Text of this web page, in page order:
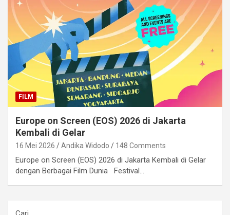
FILM
Europe on Screen (EOS) 2026 di Jakarta
Kembali di Gelar
16 Mei 2026 Andika Widodo 148 Comments
Europe on Screen (EOS) 2026 di Jakarta Kembali di Gelar
dengan Berbagai Film Dunia Festival…